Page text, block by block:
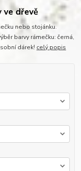
ve dřevě
nebo stojánku.
barvy rámečku: černá,
dárek! celý popis